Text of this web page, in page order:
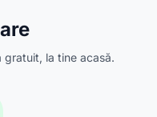
gratuit, la tine acasă.